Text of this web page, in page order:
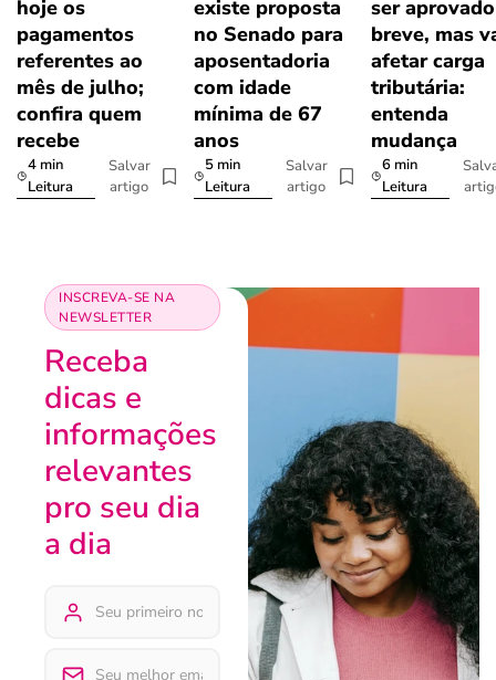
hoje os
pagamentos
referentes ao
mês de julho;
confira quem
recebe
4 min
Leitura
Salvar
artigo
existe proposta
no Senado para
aposentadoria
com idade
mínima de 67
anos
5 min
Leitura
Salvar
artigo
ser
breve, mas
afetar carga
tributária:
entenda
mudança
6 min
Leitura
INSCREVA-SE NA
NEWSLETTER
Receba
dicas e
informações
relevantes
pro seu dia
a dia